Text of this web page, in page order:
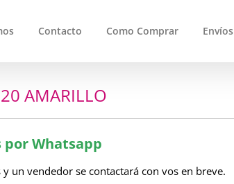
Contacto Como Comprar Envíos
AMARILLO
por Whatsapp
y un vendedor se contactará con vos en breve.